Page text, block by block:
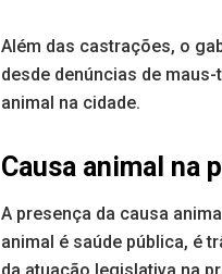
Além das castrações, o
desde denúncias de
animal na cidade.
Causa animal na
A presença da causa
animal é saúde pública, é